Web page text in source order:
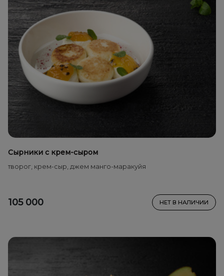
Сырники с крем-сыром
творог, крем-сыр, джем манго-маракуйя
105 000 НЕТ В НАЛИЧИИ